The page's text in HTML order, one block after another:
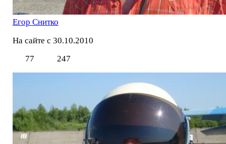
Егор Снитко
На сайте с 30.10.2010
77
247